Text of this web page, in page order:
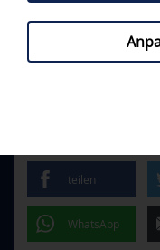
Die
teilen
WhatsApp